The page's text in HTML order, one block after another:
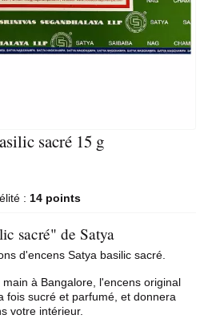
sacré 15 g
: 14 points
sacré" de Satya
d'encens Satya basilic sacré.
à Bangalore, l'encens original
fois sucré et parfumé, et donnera
votre intérieur.